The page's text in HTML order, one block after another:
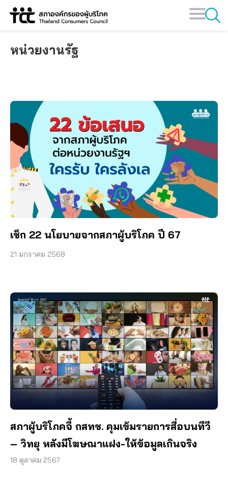
Skip
หน่วยงานรัฐ
เช็ก 22 นโยบายจากสภาผู้บริโภค ปี 67
21 มกราคม 2568
สภาผู้บริโภคจี้ กสทช. คุมเข้มรายการสื่อบนทีวี
– วิทยุ หลังมีโฆษณาแฝง-ให้ข้อมูลเกินจริง
18 ตุลาคม 2567